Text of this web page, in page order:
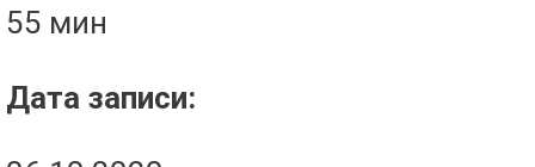
55 мин
Дата записи: